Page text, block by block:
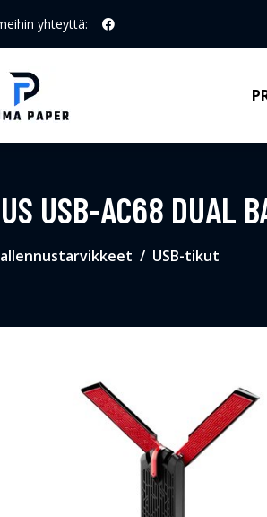
yhteyttä:
USB-AC68 DUAL
USB-tikut